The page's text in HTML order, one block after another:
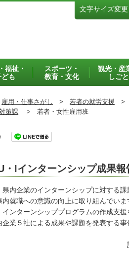
文字サイズ変更
福祉・
ども
スポーツ・
教育・文化
観光・産
しごと
雇用・仕事さがし > 若者の就労支援 >
策課 > 若者・女性雇用班
・Iインターンシップ成果
内企業のインターンシップに対する
就職への意識の向上に取り組んでいま
ンターンシッププログラムの作成支
企業５社による成果や課題を発表する事